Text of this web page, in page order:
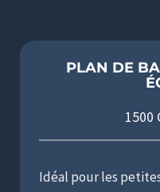
PLAN DE
1500
Idéal pour les